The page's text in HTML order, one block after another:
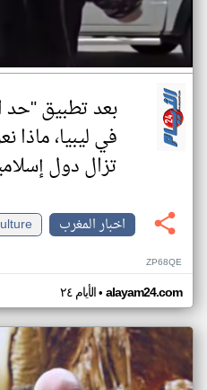
بعد تطبيق "حد
في ليبيا، ماذا
تزال دول
اخبار المغرب
ZP68QE
الأيام ٢٤• alayam24.com